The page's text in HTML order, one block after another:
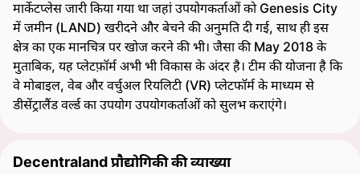
मार्केटप्लेस जारी किया गया था जहां उपयोगकर्ताओं को Genesis City
में जमीन (LAND) खरीदने और बेचने की अनुमति दी गई, साथ ही इस
क्षेत्र का एक मानचित्र पर खोज करने की भी। जैसा की May 2018 के
मुताबिक, यह प्लेटफ़ॉर्म अभी भी विकास के अंदर है। टीम की योजना है कि
वे मोबाइल, वेब और वर्चुअल रियलिटी (VR) प्लेटफॉर्म के माध्यम से
डीसेंट्रालैंड वर्ल्ड का उपयोग उपयोगकर्ताओं को सुलभ कराएंगे।
Decentraland प्रौद्योगिकी की व्याख्या